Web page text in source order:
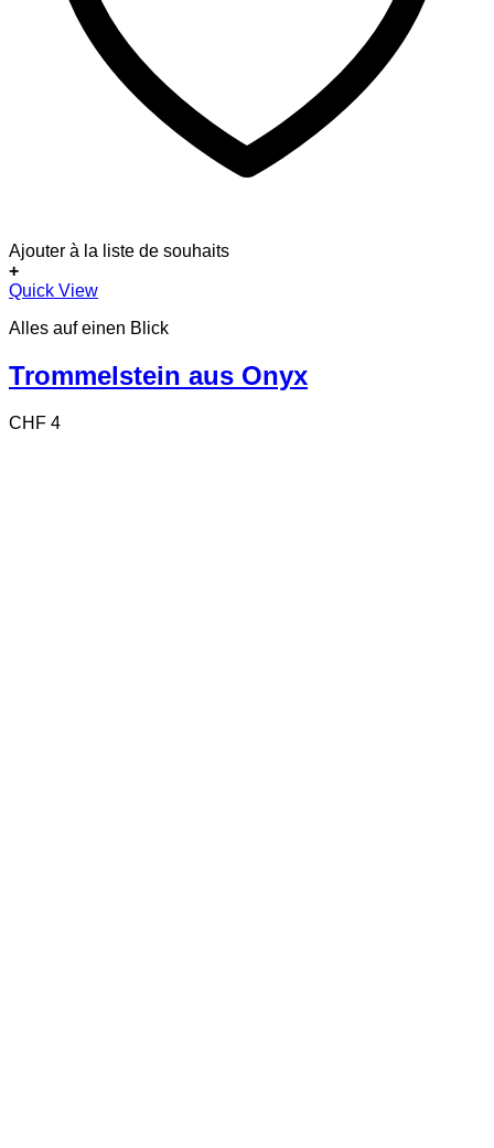
Ajouter à la liste de souhaits
+
Quick View
Alles auf einen Blick
Trommelstein aus Onyx
CHF 4